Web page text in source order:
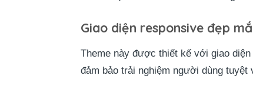
Giao diện responsive đẹp
Theme này được thiết kế với giao diện
đảm bảo trải nghiệm người dùng